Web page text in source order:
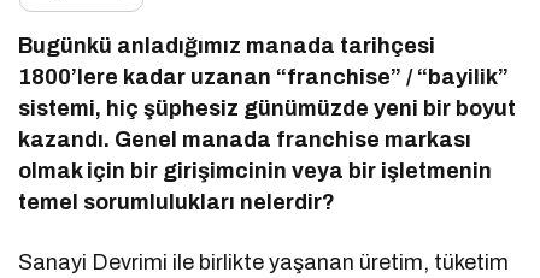
Bugünkü anladığımız manada tarihçesi
1800’lere kadar uzanan “franchise” / “bayilik”
sistemi, hiç şüphesiz günümüzde yeni bir boyut
kazandı. Genel manada franchise markası
olmak için bir girişimcinin veya bir işletmenin
temel sorumlulukları nelerdir?
Sanayi Devrimi ile birlikte yaşanan üretim, tüketim